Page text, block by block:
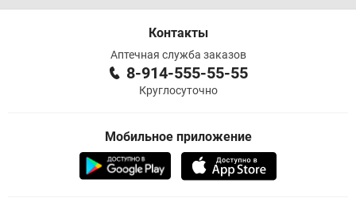
Контакты
Аптечная служба заказов
8-914-555-55-55
Круглосуточно
Мобильное приложение